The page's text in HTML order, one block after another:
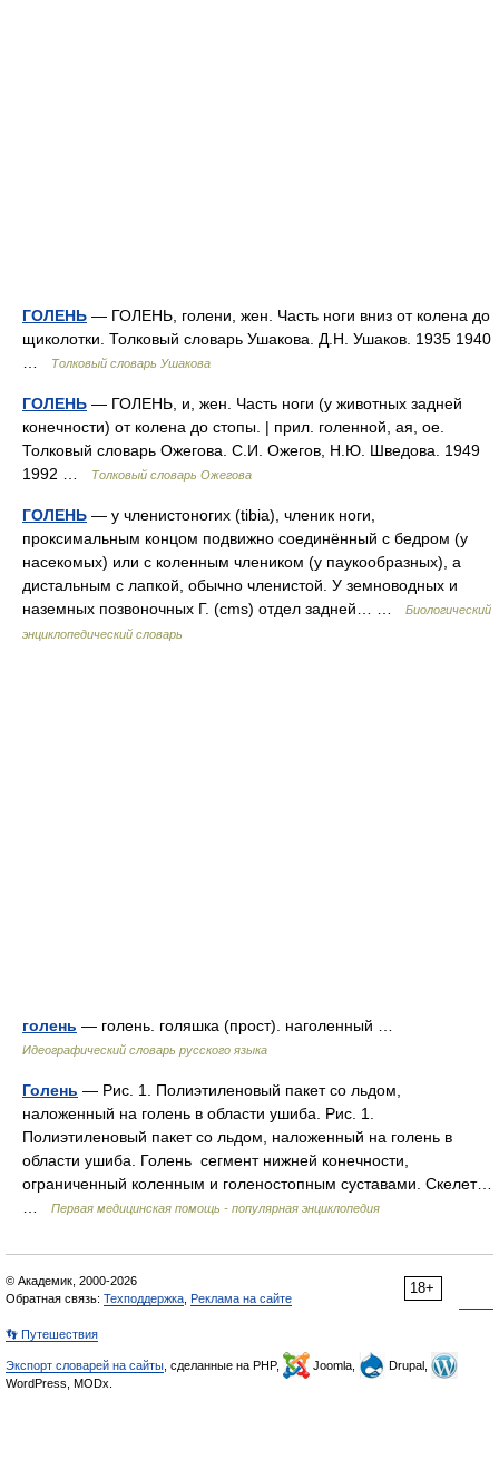
ГОЛЕНЬ — ГОЛЕНЬ, голени, жен. Часть ноги вниз от колена до
щиколотки. Толковый словарь Ушакова. Д.Н. Ушаков. 1935 1940
Толковый словарь Ушакова
ГОЛЕНЬ — ГОЛЕНЬ, и, жен. Часть ноги (у животных задней
конечности) от колена до стопы. | прил. голенной, ая, ое.
Толковый словарь Ожегова. С.И. Ожегов, Н.Ю. Шведова. 1949
1992 …
Толковый словарь Ожегова
ГОЛЕНЬ — у членистоногих (tibia), членик ноги,
проксимальным концом подвижно соединённый с бедром (у
насекомых) или с коленным члеником (у паукообразных), а
дистальным с лапкой, обычно членистой. У земноводных и
наземных позвоночных Г. (cms) отдел задней… …
Биологический
энциклопедический словарь
голень — голень. голяшка (прост). наголенный …
Идеографический словарь русского языка
Голень — Рис. 1. Полиэтиленовый пакет со льдом,
наложенный на голень в области ушиба. Рис. 1.
Полиэтиленовый пакет со льдом, наложенный на голень в
области ушиба. Голень сегмент нижней конечности,
ограниченный коленным и голеностопным суставами. Скелет…
Первая медицинская помощь - популярная энциклопедия
18+
© Академик, 2000-2026
Обратная связь: Техподдержка Реклама на сайте
👣 Путешествия
Экспорт словарей на сайты , сделанные на PHP, Joomla,
Drupal,
WordPress, MODx.